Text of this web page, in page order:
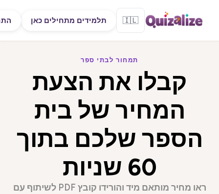
🇮🇱 תלמידים מתחילים כאן
תמחור לבתי ספר
קבלו את הצעת
המחיר של בית
הספר שלכם בתוך
60 שניות
ראו מחיר מותאם מיד והורידו קובץ PDF לשיתוף עם